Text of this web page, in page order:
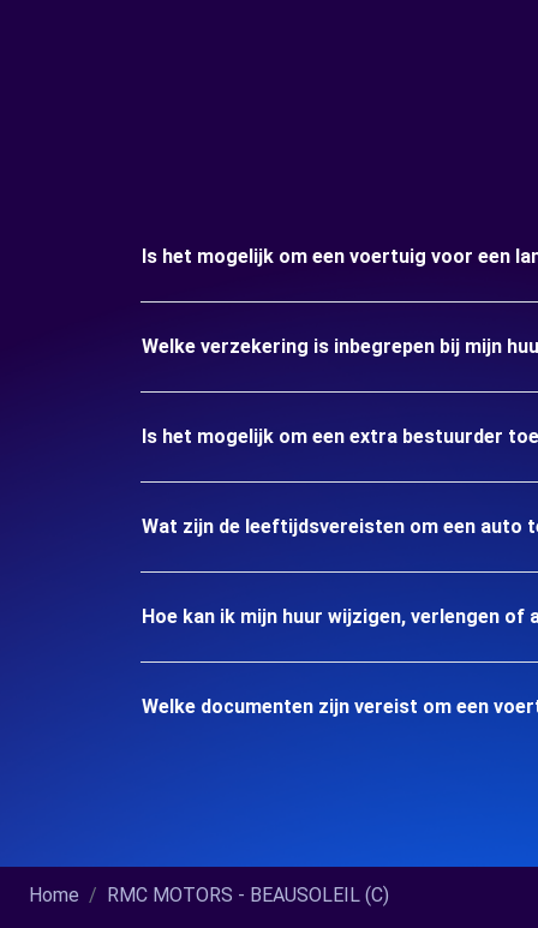
Is het mogelijk om een voertuig voor een
Welke verzekering is inbegrepen bij mijn
Is het mogelijk om een extra bestuurder
Wat zijn de leeftijdsvereisten om een auto
Hoe kan ik mijn huur wijzigen, verlengen of
Welke documenten zijn vereist om een
Home RMC MOTORS - BEAUSOLEIL (C)